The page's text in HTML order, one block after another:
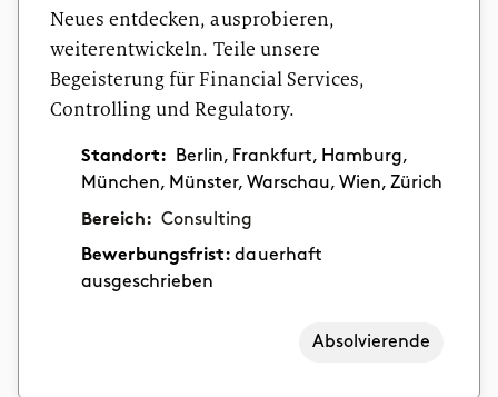
Neues entdecken, ausprobieren,
weiterentwickeln. Teile unsere
Begeisterung für Financial Services,
Controlling und Regulatory.
Standort:
Berlin, Frankfurt, Hamburg,
München, Münster, Warschau, Wien, Zürich
Bereich: Consulting
Bewerbungsfrist:dauerhaft
ausgeschrieben
Absolvierende